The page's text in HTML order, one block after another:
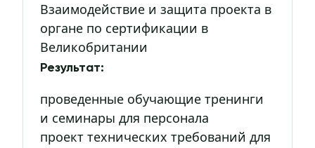
Взаимодействие и защита проекта в
органе по сертификации в
Великобритании
Результат:
проведенные обучающие тренинги
и семинары для персонала
проект технических требований для